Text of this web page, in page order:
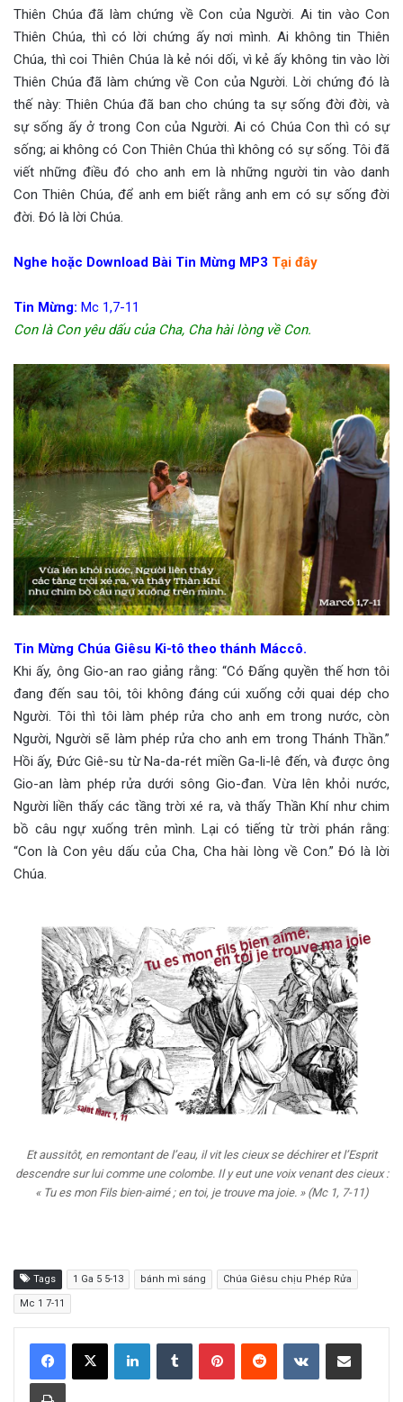
Thiên Chúa đã làm chứng về Con của Người. Ai tin vào Con
Thiên Chúa, thì có lời chứng ấy nơi mình. Ai không tin Thiên
Chúa, thì coi Thiên Chúa là kẻ nói dối, vì kẻ ấy không tin vào lời
Thiên Chúa đã làm chứng về Con của Người. Lời chứng đó là
thế này: Thiên Chúa đã ban cho chúng ta sự sống đời đời, và
sự sống ấy ở trong Con của Người. Ai có Chúa Con thì có sự
sống; ai không có Con Thiên Chúa thì không có sự sống. Tôi đã
viết những điều đó cho anh em là những người tin vào danh
Con Thiên Chúa, để anh em biết rằng anh em có sự sống đời
đời. Đó là lời Chúa.
Nghe hoặc Download Bài Tin Mừng MP3 Tại đây
Tin Mừng: Mc 1,7-11
Con là Con yêu dấu của Cha, Cha hài lòng về Con.
Tin Mừng Chúa Giêsu Ki-tô theo thánh Máccô.
Khi ấy, ông Gio-an rao giảng rằng: “Có Đấng quyền thế hơn tôi
đang đến sau tôi, tôi không đáng cúi xuống cởi quai dép cho
Người. Tôi thì tôi làm phép rửa cho anh em trong nước, còn
Người, Người sẽ làm phép rửa cho anh em trong Thánh Thần.”
Hồi ấy, Đức Giê-su từ Na-da-rét miền Ga-li-lê đến, và được ông
Gio-an làm phép rửa dưới sông Gio-đan. Vừa lên khỏi nước,
Người liền thấy các tầng trời xé ra, và thấy Thần Khí như chim
bồ câu ngự xuống trên mình. Lại có tiếng từ trời phán rằng:
“Con là Con yêu dấu của Cha, Cha hài lòng về Con.” Đó là lời
Chúa.
Et aussitôt, en remontant de l’eau, il vit les cieux se déchirer et l’Esprit
descendre sur lui comme une colombe. Il y eut une voix venant des cieux :
« Tu es mon Fils bien-aimé ; en toi, je trouve ma joie. » (Mc 1, 7-11)
Tags 1 Ga 5 5-13 bánh mì sáng Chúa Giêsu chịu Phép Rửa
Mc 1 7-11